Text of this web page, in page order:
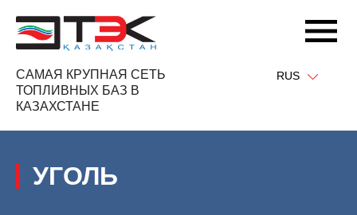
САМАЯ КРУПНАЯ СЕТЬ
ТОПЛИВНЫХ БАЗ В
КАЗАХСТАНЕ
RUS
УГОЛЬ